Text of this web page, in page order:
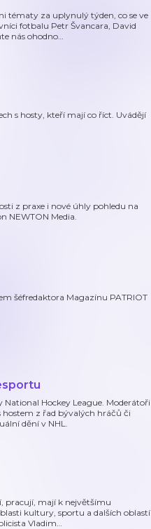
tématy za uplynulý týden, co se ve
fotbalu Petr Švancara, David
nás ohodno…
s hosty, kteří mají co říct. Uvádějí
z praxe i nové úhly pohledu na
NEWTON Media.
šéfredaktora Magazínu PATRIOT
Hockey League. Moderátoři
hostem z řad bývalých hráčů či
dění v NHL.
pracují, mají k největšímu
kultury, sportu a dalších oblastí
Vladim…